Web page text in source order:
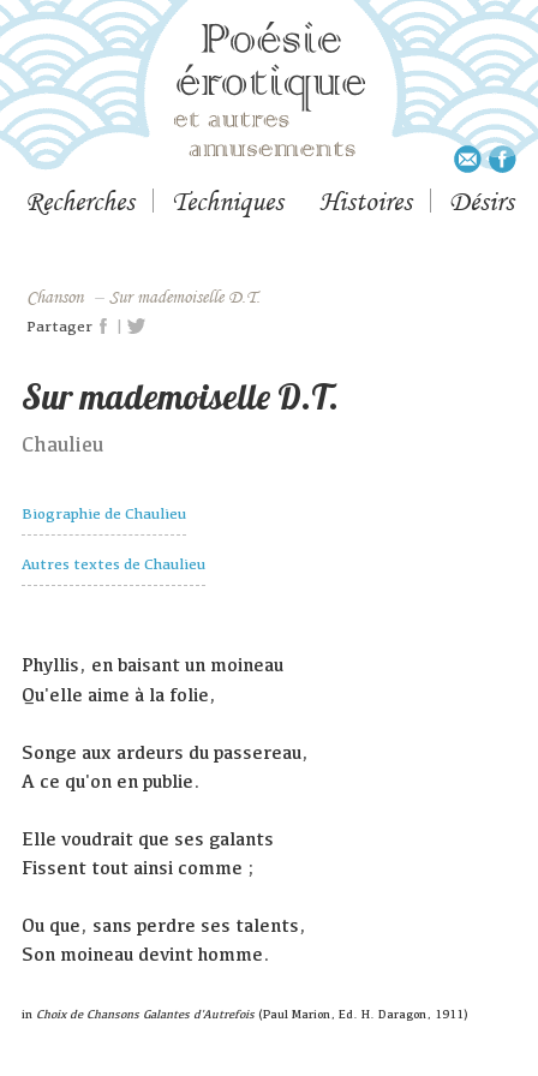
Recherches Techniques Histoires Désirs
Chanson – Sur mademoiselle D.T.
Partager |
Sur mademoiselle D.T.
Chaulieu
Biographie de Chaulieu
Autres textes de Chaulieu
Phyllis, en baisant un moineau
Qu'elle aime à la folie,
Songe aux ardeurs du passereau,
A ce qu'on en publie.
Elle voudrait que ses galants
Fissent tout ainsi comme ;
Ou que, sans perdre ses talents,
Son moineau devint homme.
in Choix de Chansons Galantes d'Autrefois (Paul Marion, Ed. H. Daragon, 1911)